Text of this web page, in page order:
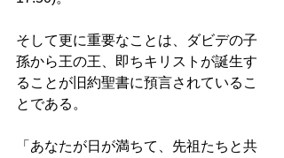
そして更に重要なことは、ダビデの子
孫から王の王、即ちキリストが誕生す
ることが旧約聖書に預言されているこ
とである。
「あなたが日が満ちて、先祖たちと共